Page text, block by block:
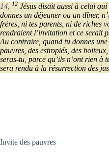
14 12 Jésus disait aussi à celui
donnes un déjeuner ou un dîner,
frères, ni tes parents, ni de riches
rendraient l’invitation et ce serait
Au contraire, quand tu donnes
pauvres, des estropiés, des
seras-tu, parce qu’ils n’ont rien à
sera rendu à la résurrection des
Invite des pauvres